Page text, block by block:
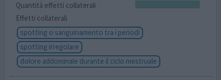
Quantità effetti collaterali
Effetti collaterali
spotting o sanguinamento tra i periodi
spotting irregolare
dolore addominale durante il ciclo mestruale